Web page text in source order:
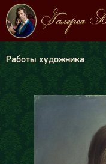
Работы художника